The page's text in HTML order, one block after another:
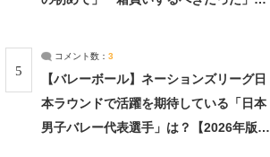
5
コメント数： 3
【バレーボール】ネーションズリーグ日
本ラウンドで活躍を期待している「日本
男子バレー代表選手」は？【2026年版・